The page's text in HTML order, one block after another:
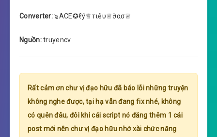
Converter:๖ACE✪ℓý♕тιêυ♕∂ασ♕
Nguồn:truyencv
Rất cảm ơn chư vị đạo hữu đã báo lỗi những truyện
không nghe được, tại hạ vẫn đang fix nhé, không
có quên đâu, đôi khi cái script nó đăng thêm 1 cái
post mới nên chư vị đạo hữu nhớ xài chức năng